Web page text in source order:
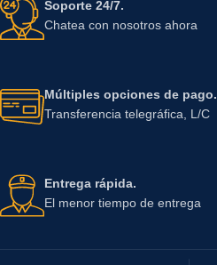
Soporte 24/7.
Chatea con nosotros ahora
Múltiples opciones de pago.
Transferencia telegráfica, L/C
Entrega rápida.
El menor tiempo de entrega